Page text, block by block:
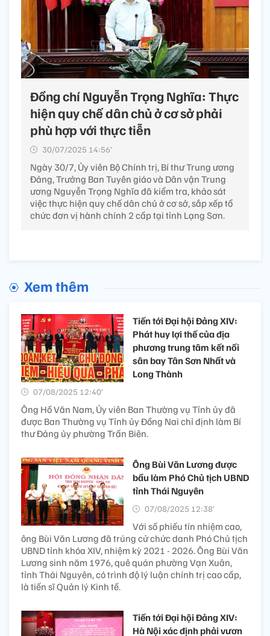
Đồng chí Nguyễn Trọng Nghĩa: Thực
hiện quy chế dân chủ ở cơ sở phải
phù hợp với thực tiễn
30/07/2025 14:56’
Ngày 30/7, Ủy viên Bộ Chính trị, Bí thư Trung ương
Đảng, Trưởng Ban Tuyên giáo và Dân vận Trung
ương Nguyễn Trọng Nghĩa đã kiểm tra, khảo sát
việc thực hiện quy chế dân chủ ở cơ sở, sắp xếp tổ
chức đơn vị hành chính 2 cấp tại tỉnh Lạng Sơn.
Xem thêm
Tiến tới Đại hội Đảng XIV:
Phát huy lợi thế của địa
phương trung tâm kết nối
sân bay Tân Sơn Nhất và
Long Thành
07/08/2025 12:40’
Ông Hồ Văn Nam, Ủy viên Ban Thường vụ Tỉnh ủy đã
được Ban Thường vụ Tỉnh ủy Đồng Nai chỉ định làm Bí
thư Đảng ủy phường Trấn Biên.
Ông Bùi Văn Lương được
bầu làm Phó Chủ tịch UBND
tỉnh Thái Nguyên ​
07/08/2025 12:38’
Với số phiếu tín nhiệm cao,
ông Bùi Văn Lương đã trúng cử chức danh Phó Chủ tịch
UBND tỉnh khóa XIV, nhiệm kỳ 2021 - 2026. Ông Bùi Văn
Lương sinh năm 1976, quê quán phường Vạn Xuân,
tỉnh Thái Nguyên, có trình độ lý luận chính trị cao cấp,
là tiến sĩ Quản lý Kinh tế.
Tiến tới Đại hội Đảng XIV:
Hà Nội xác định phải vươn